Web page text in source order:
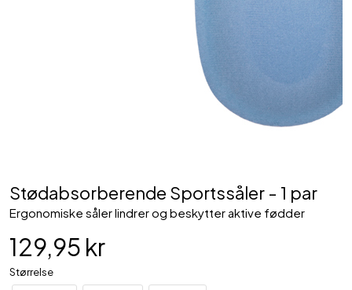
Stødabsorberende Sportssåler - 1 par
Ergonomiske såler lindrer og beskytter aktive fødder
129,95 kr
Størrelse